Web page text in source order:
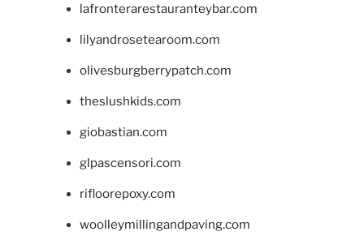
lafronterarestauranteybar.com
lilyandrosetearoom.com
olivesburgberrypatch.com
theslushkids.com
giobastian.com
glpascensori.com
rifloorepoxy.com
woolleymillingandpaving.com